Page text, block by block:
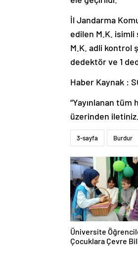
İl Jandarma
edilen M.K. isimli
M.K. adli kontrol
dedektör ve 1
Haber Kaynak :
“Yayınlanan
üzerinden
3-sayfa Burdur
Üniversite
Çocuklara Çevre